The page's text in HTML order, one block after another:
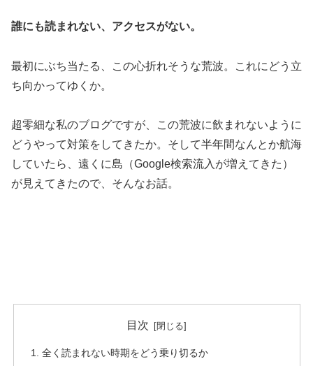
誰にも読まれない、アクセスがない。
最初にぶち当たる、この心折れそうな荒波。これにどう立
ち向かってゆくか。
超零細な私のブログですが、この荒波に飲まれないように
どうやって対策をしてきたか。そして半年間なんとか航海
していたら、遠くに島（Google検索流入が増えてきた）
が見えてきたので、そんなお話。
目次
全く読まれない時期をどう乗り切るか